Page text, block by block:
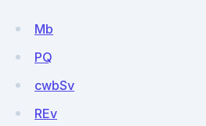
Mb
PQ
cwbSv
REv